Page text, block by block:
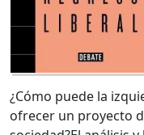
¿Cómo puede la
ofrecer un proyecto